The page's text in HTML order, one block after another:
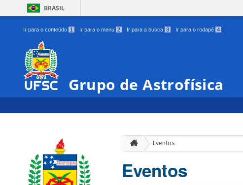
BRASIL
Ir para o conteúdo 1 Ir para o menu 2 Ir para a busca 3 Ir para o rodapé 4
Grupo de Astrofísica
Eventos
Eventos